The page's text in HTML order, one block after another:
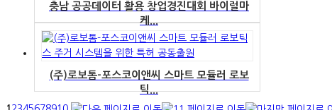
충남 공공데이터 활용 창업경진대회 바이럴마
케...
(주)로보톰-포스코이앤씨 스마트 모듈러 로보
틱...